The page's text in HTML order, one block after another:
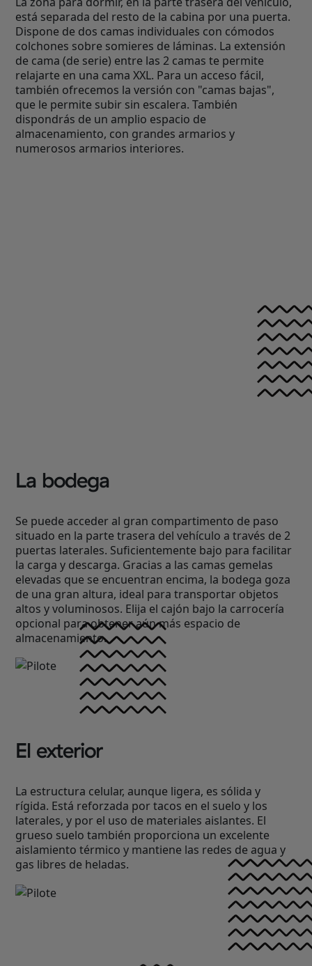
está separada del resto de la cabina por una puerta.
Dispone de dos camas individuales con cómodos
colchones sobre somieres de láminas. La extensión
de cama (de serie) entre las 2 camas te permite
relajarte en una cama XXL. Para un acceso fácil,
también ofrecemos la versión con "camas bajas",
que le permite subir sin escalera. También
dispondrás de un amplio espacio de
almacenamiento, con grandes armarios y
numerosos armarios interiores.
La bodega
Se puede acceder al gran compartimento de paso
situado en la parte trasera del vehículo a través de 2
puertas laterales. Suficientemente bajo para facilitar
la carga y descarga. Gracias a las camas gemelas
elevadas que se encuentran encima, la bodega goza
de una gran altura, ideal para transportar objetos
altos y voluminosos. Elija el cajón bajo la carrocería
opcional para obtener aún más espacio de
almacenamiento.
El exterior
La estructura celular, aunque ligera, es sólida y
rígida. Está reforzada por tacos en el suelo y los
laterales, y por el uso de materiales aislantes. El
grueso suelo también proporciona un excelente
aislamiento térmico y mantiene las redes de agua y
gas libres de heladas.